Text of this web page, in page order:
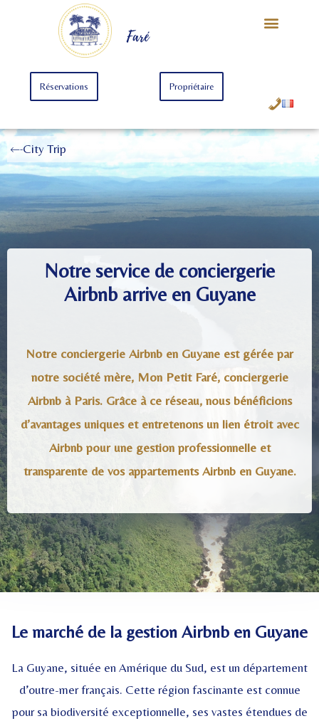
Faré
Réservations Propriétaire
City Trip
Notre service de conciergerie
Airbnb arrive en Guyane
Notre conciergerie Airbnb en Guyane est gérée par
notre société mère, Mon Petit Faré, conciergerie
Airbnb à Paris. Grâce à ce réseau, nous bénéficions
d’avantages uniques et entretenons un lien étroit avec
Airbnb pour une gestion professionnelle et
transparente de vos appartements Airbnb en Guyane.
Le marché de la gestion Airbnb en Guyane
La Guyane, située en Amérique du Sud, est un département
d’outre-mer français. Cette région fascinante est connue
pour sa biodiversité exceptionnelle, ses vastes étendues de